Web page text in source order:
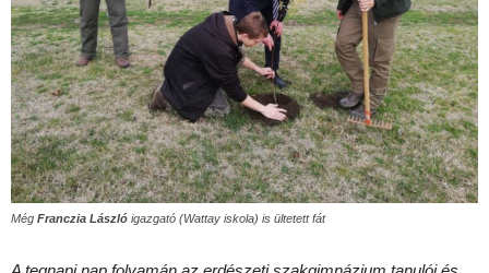
Még Franczia László igazgató (Wattay iskola) is ültetett fát